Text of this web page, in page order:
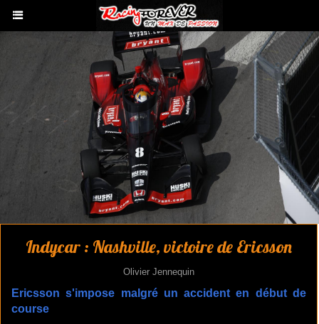
Indycar : Nashville, victoire de Ericsson
Olivier Jennequin
Ericsson s'impose malgré un accident en début de
course